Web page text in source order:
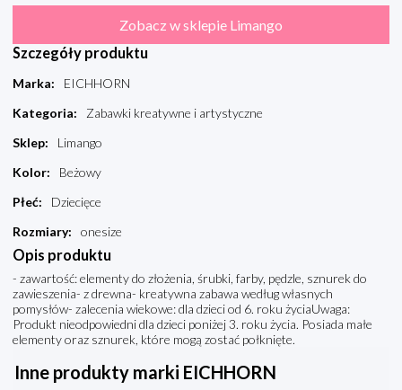
Zobacz w sklepie Limango
Szczegóły produktu
Marka:
EICHHORN
Kategoria:
Zabawki kreatywne i artystyczne
Sklep:
Limango
Kolor:
Beżowy
Płeć:
Dziecięce
Rozmiary: onesize
Opis produktu
- zawartość: elementy do złożenia, śrubki, farby, pędzle, sznurek do
zawieszenia- z drewna- kreatywna zabawa według własnych
pomysłów- zalecenia wiekowe: dla dzieci od 6. roku życiaUwaga:
Produkt nieodpowiedni dla dzieci poniżej 3. roku życia. Posiada małe
elementy oraz sznurek, które mogą zostać połknięte.
Inne produkty marki EICHHORN